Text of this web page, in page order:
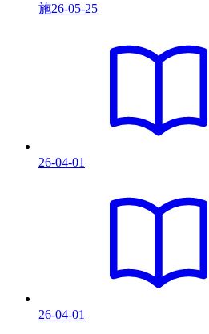
施26-05-25
26-04-01
26-04-01